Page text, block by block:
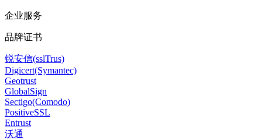
企业服务
品牌证书
锐安信(sslTrus)
Digicert(Symantec)
Geotrust
GlobalSign
Sectigo(Comodo)
PositiveSSL
Entrust
沃通